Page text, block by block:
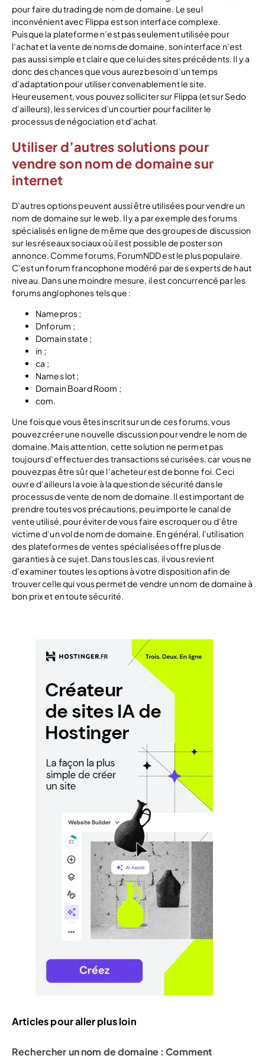
pour faire du trading de nom de domaine. Le seul
inconvénient avec Flippa est son interface complexe.
Puisque la plateforme n’est pas seulement utilisée pour
l’achat et la vente de noms de domaine, son interface n’est
pas aussi simple et claire que celui des sites précédents. Il y a
donc des chances que vous aurez besoin d’un temps
d’adaptation pour utiliser convenablement le site.
Heureusement, vous pouvez solliciter sur Flippa (et sur Sedo
d’ailleurs), les services d’un courtier pour faciliter le
processus de négociation et d’achat.
Utiliser d’autres solutions pour
vendre son nom de domaine sur
internet
D’autres options peuvent aussi être utilisées pour vendre un
nom de domaine sur le web. Il y a par exemple des forums
spécialisés en ligne de même que des groupes de discussion
sur les réseaux sociaux où il est possible de poster son
annonce. Comme forums, ForumNDD est le plus populaire.
C’est un forum francophone modéré par des experts de haut
niveau. Dans une moindre mesure, il est concurrencé par les
forums anglophones tels que :
Namepros ;
Dnforum ;
Domain state ;
in ;
ca ;
Names lot ;
Domain Board Room ;
com.
Une fois que vous êtes inscrit sur un de ces forums, vous
pouvez créer une nouvelle discussion pour vendre le nom de
domaine. Mais attention, cette solution ne permet pas
toujours d’effectuer des transactions sécurisées, car vous ne
pouvez pas être sûr que l’acheteur est de bonne foi. Ceci
ouvre d’ailleurs la voie à la question de sécurité dans le
processus de vente de nom de domaine. Il est important de
prendre toutes vos précautions, peu importe le canal de
vente utilisé, pour éviter de vous faire escroquer ou d’être
victime d’un vol de nom de domaine. En général, l’utilisation
des plateformes de ventes spécialisées offre plus de
garanties à ce sujet. Dans tous les cas, il vous revient
d’examiner toutes les options à votre disposition afin de
trouver celle qui vous permet de vendre un nom de domaine à
bon prix et en toute sécurité.
Articles pour aller plus loin
Rechercher un nom de domaine : Comment